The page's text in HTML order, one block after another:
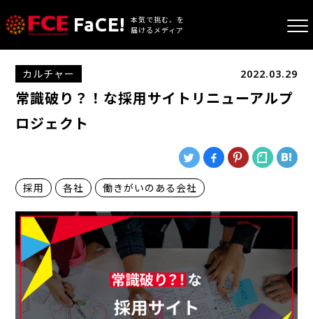
FaCE!
本気で挑む、を
届けるメディア
カルチャー 2022.03.29
常識破り？！な採用サイトリニューアルプ
ロジェクト
採用 各社 働きがいのある会社